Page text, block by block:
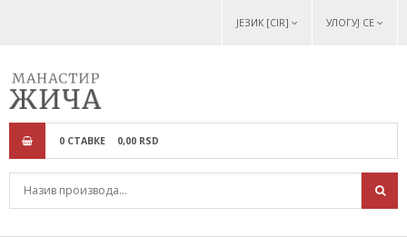
ЈЕЗИК [CIR] УЛОГУЈ СЕ
0 СТАВКЕ 0,00 RSD